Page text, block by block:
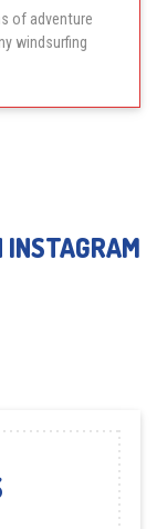
of adventure
windsurfing
INSTAGRAM